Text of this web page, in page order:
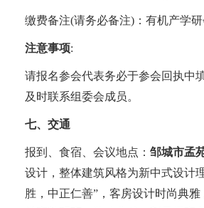
缴费备注(请务必备注) ：有机产学
注意事项:
请报名参会代表务必于参会回执中
及时联系组委会成员。
七、交通
报到、食宿、会议地点： 邹城市孟
设计，整体建筑风格为新中式设计
胜，中正仁善” ，客房设计时尚典